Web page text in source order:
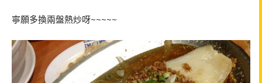
寧願多換兩盤熱炒呀~~~~~